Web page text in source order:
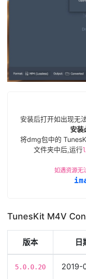
安装后打开如出现无
安装
将dmg包中的
文件夹中后,运行
如遇资源无
TunesKit M4V
版本 日
5.0.0.20 2019-